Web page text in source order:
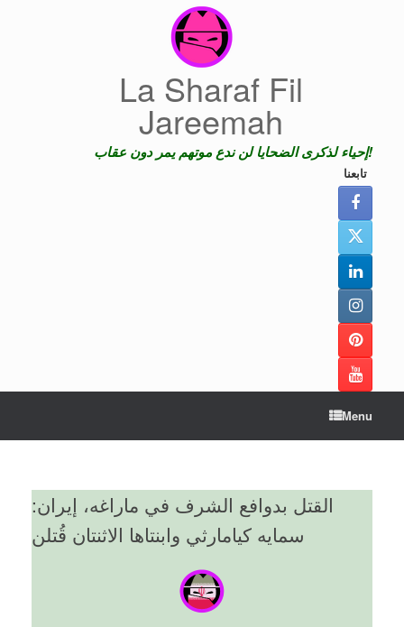
La Sharaf Fil
Jareemah
إحياء لذكرى الضحايا لن ندع موتهم يمر دون عقاب!
تابعنا
Menu
القتل بدوافع الشرف في ماراغه، إيران:
سمايه كيامارثي وابنتاها الاثنتان قُتلن